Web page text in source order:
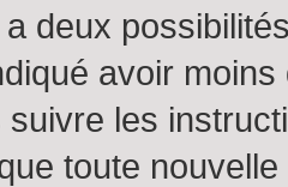
deux
avoir
les
toute